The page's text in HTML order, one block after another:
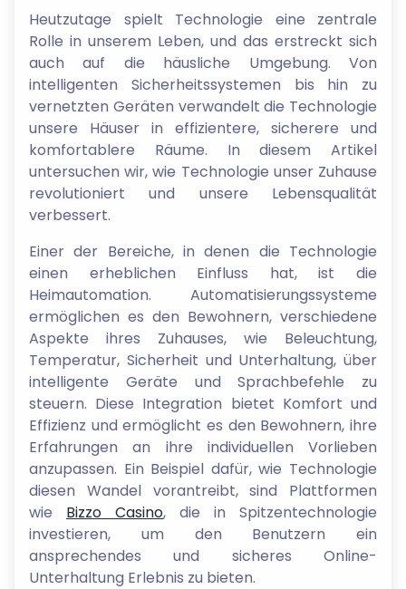
Heutzutage spielt Technologie eine zentrale
Rolle in unserem Leben, und das erstreckt sich
auch auf die häusliche Umgebung. Von
intelligenten Sicherheitssystemen bis hin zu
vernetzten Geräten verwandelt die Technologie
unsere Häuser in effizientere, sicherere und
komfortablere Räume. In diesem Artikel
untersuchen wir, wie Technologie unser Zuhause
revolutioniert und unsere Lebensqualität
verbessert.
Einer der Bereiche, in denen die Technologie
einen erheblichen Einfluss hat, ist die
Heimautomation. Automatisierungssysteme
ermöglichen es den Bewohnern, verschiedene
Aspekte ihres Zuhauses, wie Beleuchtung,
Temperatur, Sicherheit und Unterhaltung, über
intelligente Geräte und Sprachbefehle zu
steuern. Diese Integration bietet Komfort und
Effizienz und ermöglicht es den Bewohnern, ihre
Erfahrungen an ihre individuellen Vorlieben
anzupassen. Ein Beispiel dafür, wie Technologie
diesen Wandel vorantreibt, sind Plattformen
wie Bizzo Casino, die in Spitzentechnologie
investieren, um den Benutzern ein
ansprechendes und sicheres Online-
Unterhaltung Erlebnis zu bieten.